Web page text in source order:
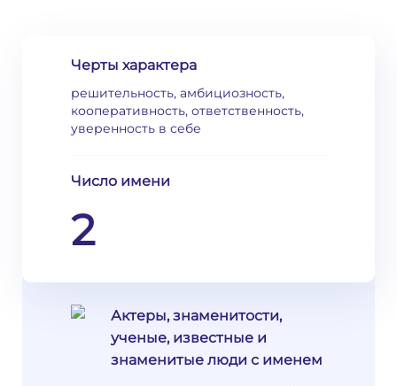
Черты характера
решительность, амбициозность,
кооперативность, ответственность,
уверенность в себе
Число имени
2
Актеры, знаменитости,
ученые, известные и
знаменитые люди с именем